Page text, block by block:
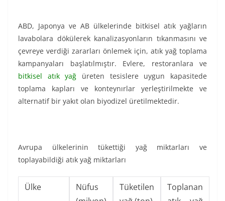
ABD, Japonya ve AB ülkelerinde bitkisel atık yağların
lavabolara dökülerek kanalizasyonların tıkanmasını ve
çevreye verdiği zararları önlemek için, atık yağ toplama
kampanyaları başlatılmıştır. Evlere, restoranlara ve
bitkisel atık yağ üreten tesislere uygun kapasitede
toplama kapları ve konteynırlar yerleştirilmekte ve
alternatif bir yakıt olan biyodizel üretilmektedir.
Avrupa ülkelerinin tükettiği yağ miktarları ve
toplayabildiği atık yağ miktarları
Ülke
Nüfus
Tüketilen
Toplanan